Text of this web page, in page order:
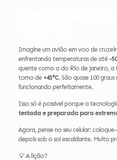
Imagine um avião em voo de
enfrentando temperaturas de até -
quente como o do Rio de Janeiro,
torno de +45°C. São quase 100
funcionando perfeitamente.
Isso só é possível porque a
testada e preparada para
Agora, pense no seu celular:
depois sob o sol escaldante. Muito
💡 A lição?